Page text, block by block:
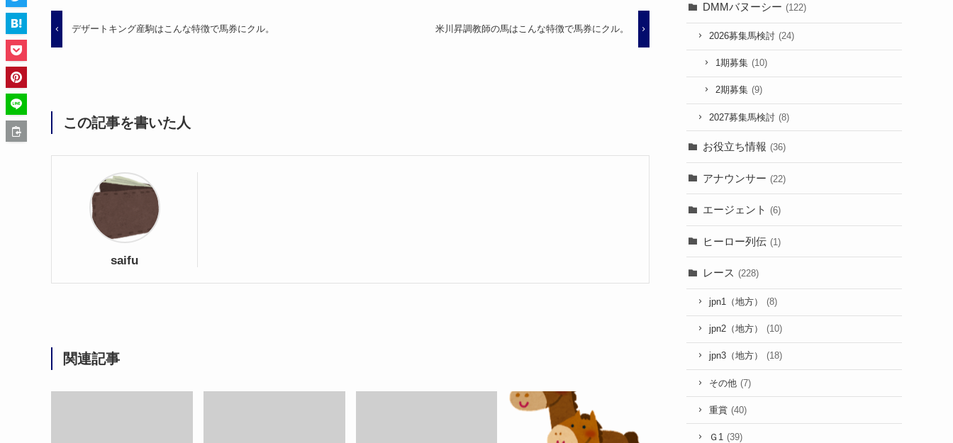
デザートキング産駒はこんな特徴で馬券にクル。 米川昇調教師の馬はこんな特徴で馬券にクル。
この記事を書いた人
saifu
関連記事
DMMバヌーシー (122)
2026募集馬検討 (24)
1期募集 (10)
2期募集 (9)
2027募集馬検討 (8)
お役立ち情報 (36)
アナウンサー (22)
エージェント (6)
ヒーロー列伝 (1)
レース (228)
jpn1（地方） (8)
jpn2（地方） (10)
jpn3（地方） (18)
その他 (7)
重賞 (40)
Ｇ1 (39)